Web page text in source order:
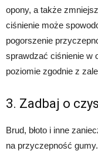
opony, a także
ciśnienie może
pogorszenie
sprawdzać ciśnienie w
poziomie zgodnie z
3. Zadbaj o
Brud, błoto i inne
na przyczepność